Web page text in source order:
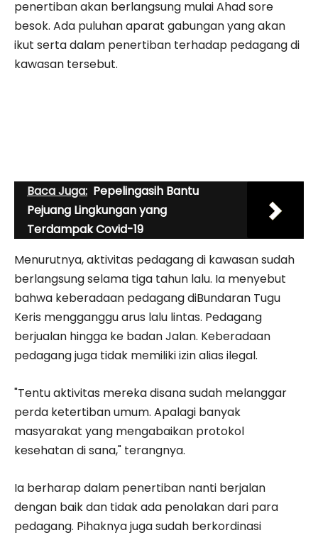
penertiban akan berlangsung mulai Ahad sore
besok. Ada puluhan aparat gabungan yang akan
ikut serta dalam penertiban terhadap pedagang di
kawasan tersebut.
Baca Juga: Pepelingasih Bantu
Pejuang Lingkungan yang
Terdampak Covid-19
Menurutnya, aktivitas pedagang di kawasan sudah
berlangsung selama tiga tahun lalu. Ia menyebut
bahwa keberadaan pedagang diBundaran Tugu
Keris mengganggu arus lalu lintas. Pedagang
berjualan hingga ke badan Jalan. Keberadaan
pedagang juga tidak memiliki izin alias ilegal.
"Tentu aktivitas mereka disana sudah melanggar
perda ketertiban umum. Apalagi banyak
masyarakat yang mengabaikan protokol
kesehatan di sana," terangnya.
Ia berharap dalam penertiban nanti berjalan
dengan baik dan tidak ada penolakan dari para
pedagang. Pihaknya juga sudah berkordinasi